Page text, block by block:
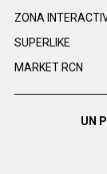
ZONA
SUPERLIKE
MARKET RCN
UN